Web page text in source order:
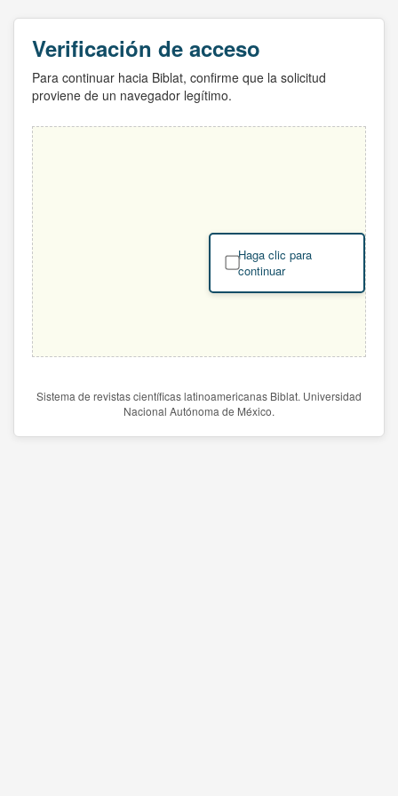
Verificación de acceso
Para continuar hacia Biblat, confirme que la solicitud
proviene de un navegador legítimo.
Haga clic para
continuar
Sistema de revistas científicas latinoamericanas Biblat. Universidad
Nacional Autónoma de México.